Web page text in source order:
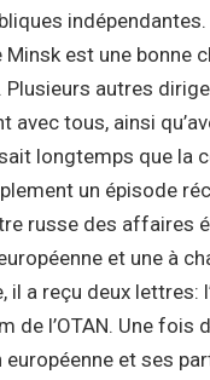
Minsk est une
Plusieurs autres
avec tous, ainsi
longtemps que la
un épisode
russe des affaires
et une à
a reçu deux lettres:
de l’OTAN. Une
européenne et ses